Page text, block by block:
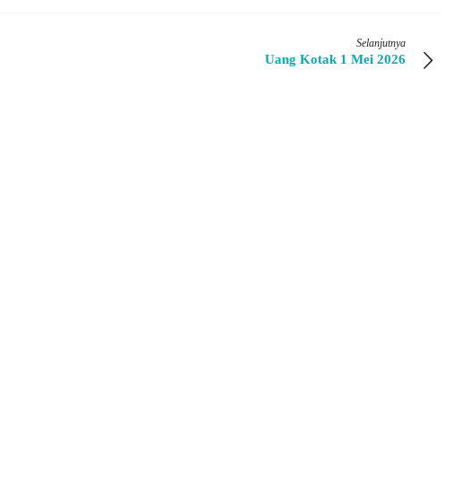
Selanjutnya
Uang Kotak 1 Mei 2026